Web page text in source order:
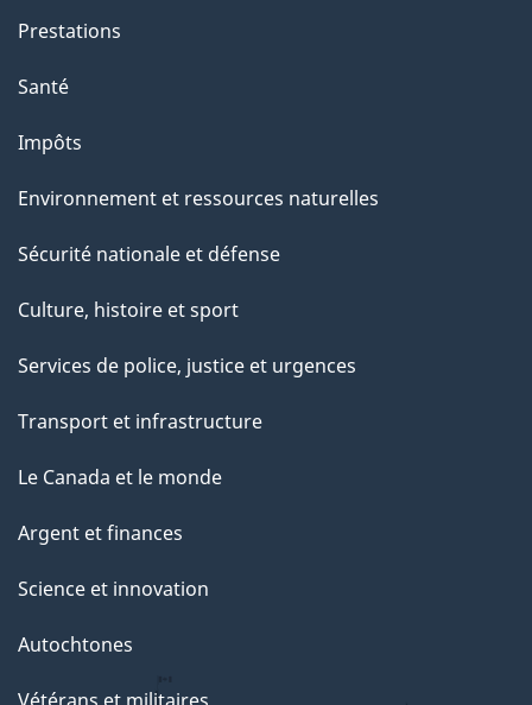
Prestations
Santé
Impôts
Environnement et ressources naturelles
Sécurité nationale et défense
Culture, histoire et sport
Services de police, justice et urgences
Transport et infrastructure
Le Canada et le monde
Argent et finances
Science et innovation
Autochtones